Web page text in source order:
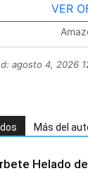
VER
agosto 4, 2026
Más del
Helado